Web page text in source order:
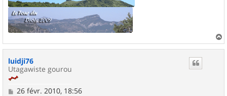
a
luidji76
Utagawiste gourou
M
26 févr. 2010, 18:56